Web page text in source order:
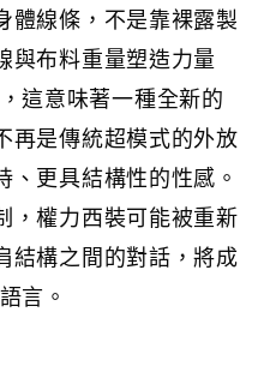
體線條，不是靠裸露製
與布料重量塑造力量
這意味著一種全新的
再是傳統超模式的外放
更具結構性的性感。
，權力西裝可能被重新
結構之間的對話，將成
言。